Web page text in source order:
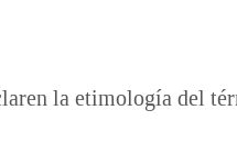
la etimología del